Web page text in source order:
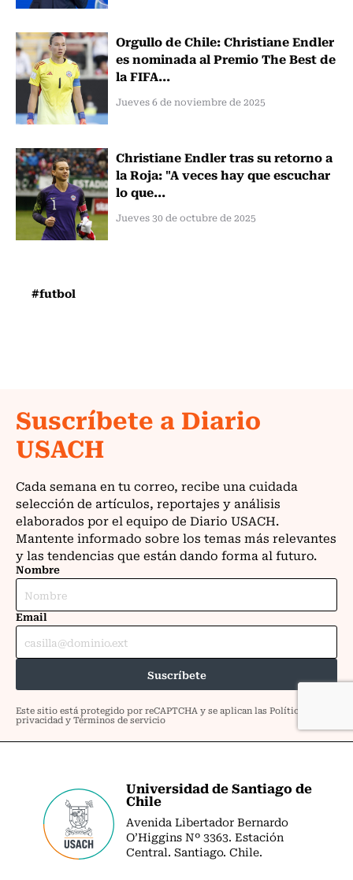
Orgullo de Chile: Christiane Endler
es nominada al Premio The Best de
la FIFA...
Jueves 6 de noviembre de 2025
Christiane Endler tras su retorno a
la Roja: "A veces hay que escuchar
lo que...
Jueves 30 de octubre de 2025
#futbol
Universidad de Santiago de
Chile
Avenida Libertador Bernardo
O’Higgins Nº 3363. Estación
Central. Santiago. Chile.